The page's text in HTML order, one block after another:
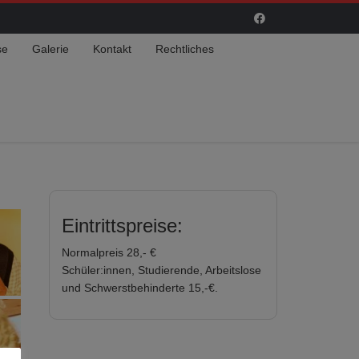
Galerie Kontakt Rechtliches
Eintrittspreise:
Normalpreis 28,- €
Schüler:innen, Studierende, Arbeitslose
und Schwerstbehinderte 15,-€.